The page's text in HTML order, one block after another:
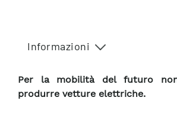
Informazioni
Per la mobilità del futuro
produrre vetture elettriche.